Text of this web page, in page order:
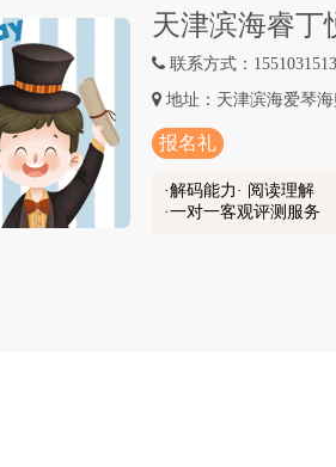
天津滨海睿丁
联系方式：
地址：天津滨海爱琴
报名礼
解码能力· 阅读理解
一对一客观评测服务